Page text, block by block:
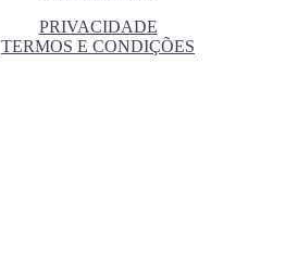
PRIVACIDADE
TERMOS E CONDIÇÕES